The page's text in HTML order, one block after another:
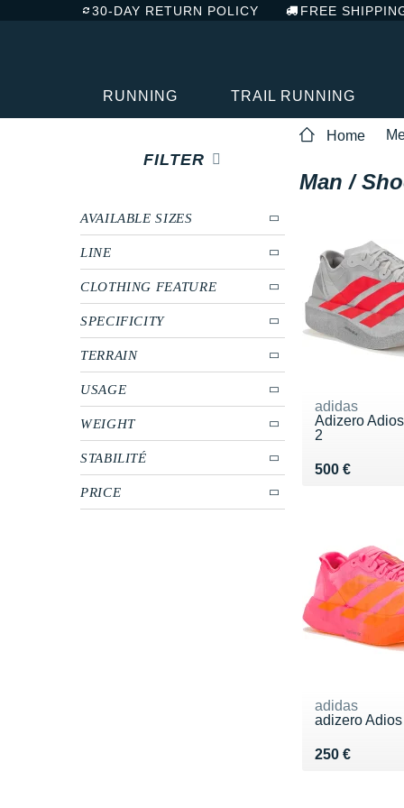
30-DAY RETURN POLICY FREE
RUNNING TRAIL RUNNING
Home
FILTER
AVAILABLE SIZES
LINE
CLOTHING FEATURE
SPECIFICITY
TERRAIN
USAGE
WEIGHT
STABILITÉ
PRICE
Man /
adidas
Adizero
2
500 €
Vendu 500 €
adidas
adizero
250 €
Vendu 250 €